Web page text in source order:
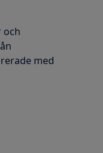
och
med